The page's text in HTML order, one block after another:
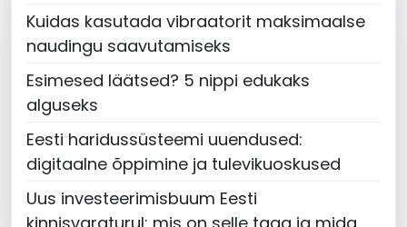
Kuidas kasutada vibraatorit maksimaalse
naudingu saavutamiseks
Esimesed läätsed? 5 nippi edukaks
alguseks
Eesti haridussüsteemi uuendused:
digitaalne õppimine ja tulevikuoskused
Uus investeerimisbuum Eesti